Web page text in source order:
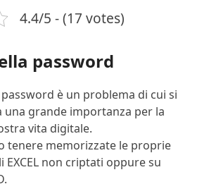
4.4/5 - (17 votes)
password
è un problema di cui si
una grande importanza per la
vita digitale.
tenere memorizzate le proprie
non criptati oppure su